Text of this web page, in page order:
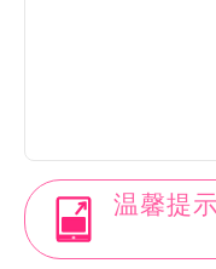
温馨提